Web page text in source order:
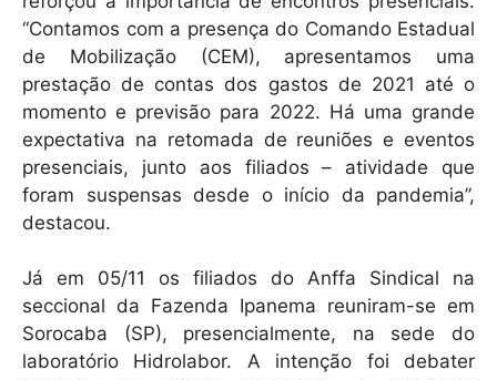
“Contamos com a presença do Comando Estadual
de Mobilização (CEM), apresentamos uma
prestação de contas dos gastos de 2021 até o
momento e previsão para 2022. Há uma grande
expectativa na retomada de reuniões e eventos
presenciais, junto aos filiados – atividade que
foram suspensas desde o início da pandemia”,
destacou.
Já em 05/11 os filiados do Anffa Sindical na
seccional da Fazenda Ipanema reuniram-se em
Sorocaba (SP), presencialmente, na sede do
laboratório Hidrolabor. A intenção foi debater